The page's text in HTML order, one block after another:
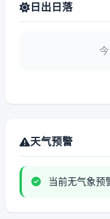
日出日落
天气预警
当前无气象预